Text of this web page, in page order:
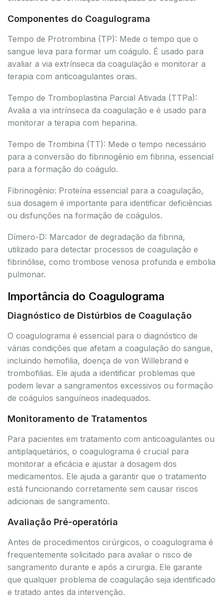
Componentes do Coagulograma
Tempo de Protrombina (TP): Mede o tempo que o
sangue leva para formar um coágulo. É usado para
avaliar a via extrínseca da coagulação e monitorar a
terapia com anticoagulantes orais.
Tempo de Tromboplastina Parcial Ativada (TTPa):
Avalia a via intrínseca da coagulação e é usado para
monitorar a terapia com heparina.
Tempo de Trombina (TT): Mede o tempo necessário
para a conversão do fibrinogênio em fibrina, essencial
para a formação do coágulo.
Fibrinogênio: Proteína essencial para a coagulação,
sua dosagem é importante para identificar deficiências
ou disfunções na formação de coágulos.
Dímero-D: Marcador de degradação da fibrina,
utilizado para detectar processos de coagulação e
fibrinólise, como trombose venosa profunda e embolia
pulmonar.
Importância do Coagulograma
Diagnóstico de Distúrbios de Coagulação
O coagulograma é essencial para o diagnóstico de
várias condições que afetam a coagulação do sangue,
incluindo hemofilia, doença de von Willebrand e
trombofilias. Ele ajuda a identificar problemas que
podem levar a sangramentos excessivos ou formação
de coágulos sanguíneos inadequados.
Monitoramento de Tratamentos
Para pacientes em tratamento com anticoagulantes ou
antiplaquetários, o coagulograma é crucial para
monitorar a eficácia e ajustar a dosagem dos
medicamentos. Ele ajuda a garantir que o tratamento
está funcionando corretamente sem causar riscos
adicionais de sangramento.
Avaliação Pré-operatória
Antes de procedimentos cirúrgicos, o coagulograma é
frequentemente solicitado para avaliar o risco de
sangramento durante e após a cirurgia. Ele garante
que qualquer problema de coagulação seja identificado
e tratado antes da intervenção.